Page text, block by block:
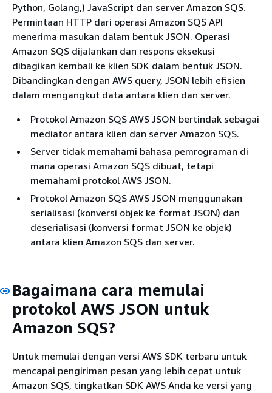
Python, Golang,) JavaScript dan server Amazon SQS.
Permintaan HTTP dari operasi Amazon SQS API
menerima masukan dalam bentuk JSON. Operasi
Amazon SQS dijalankan dan respons eksekusi
dibagikan kembali ke klien SDK dalam bentuk JSON.
Dibandingkan dengan AWS query, JSON lebih efisien
dalam mengangkut data antara klien dan server.
Protokol Amazon SQS AWS JSON bertindak sebagai
mediator antara klien dan server Amazon SQS.
Server tidak memahami bahasa pemrograman di
mana operasi Amazon SQS dibuat, tetapi
memahami protokol AWS JSON.
Protokol Amazon SQS AWS JSON menggunakan
serialisasi (konversi objek ke format JSON) dan
deserialisasi (konversi format JSON ke objek)
antara klien Amazon SQS dan server.
Bagaimana cara memulai
protokol AWS JSON untuk
Amazon SQS?
Untuk memulai dengan versi AWS SDK terbaru untuk
mencapai pengiriman pesan yang lebih cepat untuk
Amazon SQS, tingkatkan SDK AWS Anda ke versi yang